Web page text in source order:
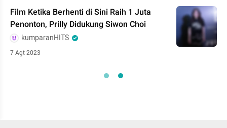
Film Ketika Berhenti di Sini Raih 1 Juta
Penonton, Prilly Didukung Siwon Choi
kumparanHITS
7 Agt 2023